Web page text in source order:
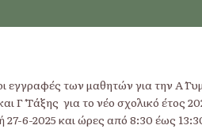
εγγραφές των μαθητών για την Α΄
Γ΄ Τάξης για το νέο σχολικό
6-2025 και ώρες από 8:30 έως